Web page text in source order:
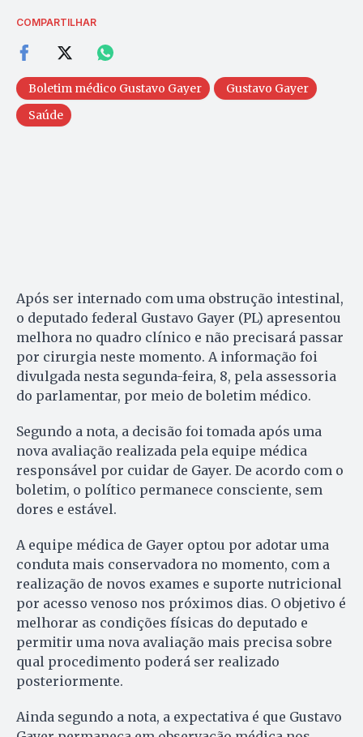
COMPARTILHAR
Boletim médico Gustavo Gayer
Gustavo Gayer
Saúde
Após ser internado com uma obstrução intestinal,
o deputado federal Gustavo Gayer (PL) apresentou
melhora no quadro clínico e não precisará passar
por cirurgia neste momento. A informação foi
divulgada nesta segunda-feira, 8, pela assessoria
do parlamentar, por meio de boletim médico.
Segundo a nota, a decisão foi tomada após uma
nova avaliação realizada pela equipe médica
responsável por cuidar de Gayer. De acordo com o
boletim, o político permanece consciente, sem
dores e estável.
A equipe médica de Gayer optou por adotar uma
conduta mais conservadora no momento, com a
realização de novos exames e suporte nutricional
por acesso venoso nos próximos dias. O objetivo é
melhorar as condições físicas do deputado e
permitir uma nova avaliação mais precisa sobre
qual procedimento poderá ser realizado
posteriormente.
Ainda segundo a nota, a expectativa é que Gustavo